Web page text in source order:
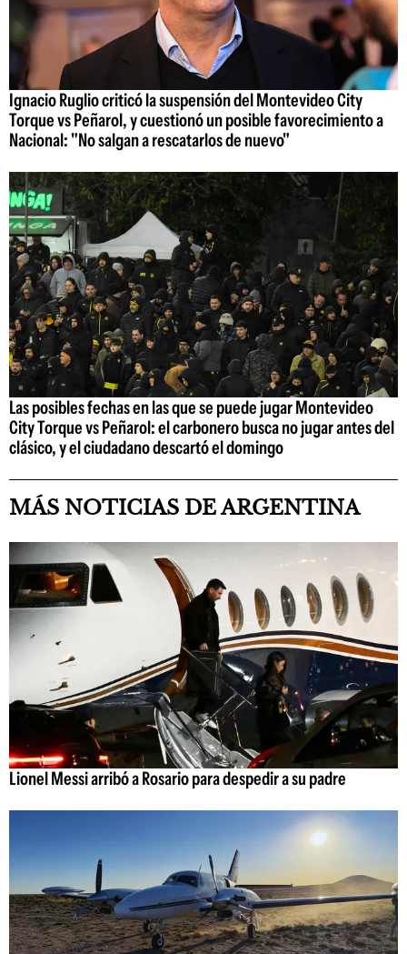
Ignacio Ruglio criticó la suspensión del Montevideo City
Torque vs Peñarol, y cuestionó un posible favorecimiento a
Nacional: "No salgan a rescatarlos de nuevo"
Las posibles fechas en las que se puede jugar Montevideo
City Torque vs Peñarol: el carbonero busca no jugar antes del
clásico, y el ciudadano descartó el domingo
MÁS NOTICIAS DE ARGENTINA
Lionel Messi arribó a Rosario para despedir a su padre